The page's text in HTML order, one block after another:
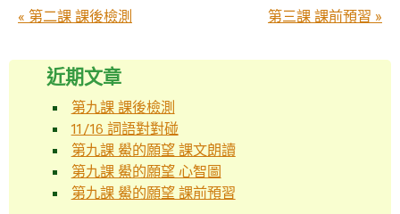
Post navigation
« 第二課 課後檢測 第三課 課前預習 »
近期文章
第九課 課後檢測
11/16 詞語對對碰
第九課 鱟的願望 課文朗讀
第九課 鱟的願望 心智圖
第九課 鱟的願望 課前預習